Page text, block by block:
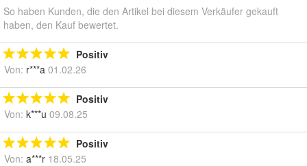
So haben Kunden, die den Artikel bei diesem Verkäufer gekauft
haben, den Kauf bewertet.
Positiv
Von: r***a 01.02.26
Positiv
Von: k***u 09.08.25
Positiv
Von: a***r 18.05.25